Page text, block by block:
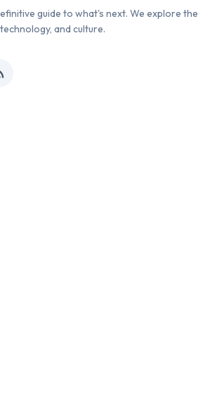
guide to what's next. We explore the
and culture.